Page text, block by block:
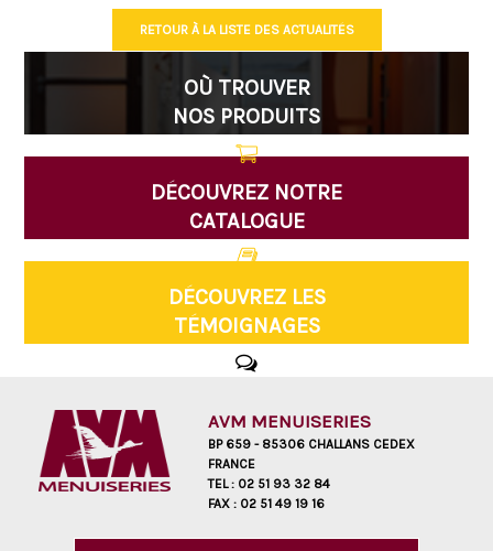
RETOUR À LA LISTE DES ACTUALITÉS
OÙ TROUVER
NOS PRODUITS
DÉCOUVREZ NOTRE
CATALOGUE
DÉCOUVREZ LES
TÉMOIGNAGES
AVM MENUISERIES
BP 659 - 85306 CHALLANS CEDEX
FRANCE
TEL : 02 51 93 32 84
FAX : 02 51 49 19 16